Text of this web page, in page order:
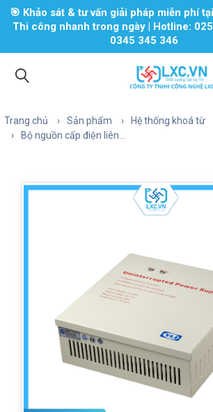
🎯 Khảo sát & tư vấn giải pháp miễn phí
Thi công nhanh trong ngày | Hotline:
0345 345 346
Trang chủ Sản phẩm
Hệ thống khoá từ
Bộ nguồn cấp điện liên...